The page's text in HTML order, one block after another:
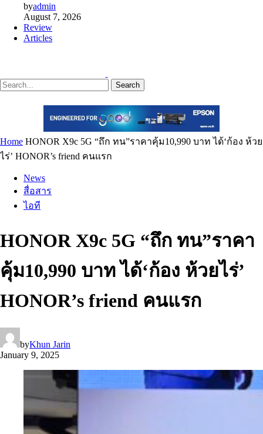
byadmin
August 7, 2026
Review
Articles
Search
Home HONOR X9c 5G “ถึก ทน”ราคาคุ้ม10,990 บาท ได้‘ก้อง ห้วย
ไร่’ HONOR’s friend คนแรก
News
สื่อสาร
ไอที
HONOR X9c 5G “ถึก ทน”ราคา
คุ้ม10,990 บาท ได้‘ก้อง ห้วยไร่’
HONOR’s friend คนแรก
byKhun Jarin
January 9, 2025